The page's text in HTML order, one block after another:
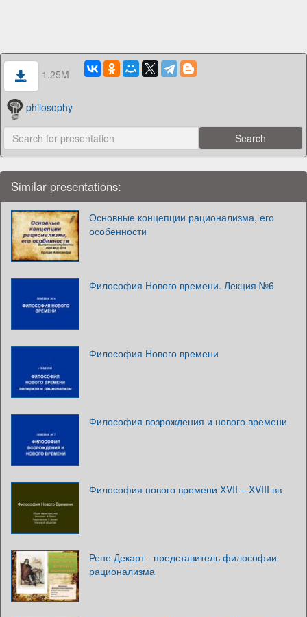
1.25M
philosophy
Similar presentations:
Основные концепции рационализма, его
особенности
Философия Нового времени. Лекция №6
Философия Нового времени
Философия возрождения и нового времени
Философия нового времени XVII – XVIII вв
Рене Декарт - представитель философии
рационализма